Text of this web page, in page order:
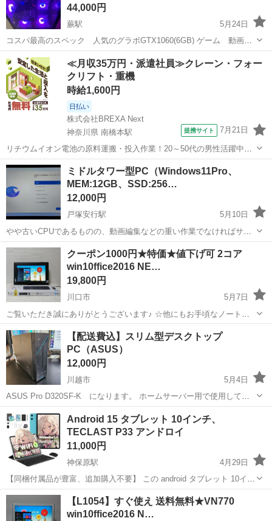
44,000円
蕨駅
5月24日
コスパ最高のスペック 人気のグラボGTX1060(6GB) ゲーム 動画閲
覧 まだまだ 現役で使用可能 Fortnite・Roblox・Minecraftなど快適
に遊べるゲーミングPC。新しいゲーミングPCへ移行したため...
埼玉 蕨市 蕨駅 デスクトップパソコン
ゲーミングPC
≪月収35万円・派遣社員≫クレーン・フォー
クリフト・重機
時給1,600円
日払い
株式会社BREXA Next
神奈川県 南橋本駅
提携サイト 7月21日
リチウムイオン電池の原料運搬・投入作業！20～50代の男性活躍中★
ワンルーム寮完備！赴任旅費会社負担！年間休日130日★フォークリフ
ト免許お持ちの方、活躍中！就業先食堂利用可★《神奈川県相模原
市》 人気の工場のお仕事 ◇電...
神奈川 相模原市 南橋本駅
ミドルタワー型PC（Windows11Pro、
MEM:12GB、SSD:256…
12,000円
戸塚安行駅
5月10日
やや古いCPUであるものの、動画編集などの重い作業でなければサク
サク動きます。動作も安定しています。 簡易清掃は行っていますが、
基本、現状渡しになります。 初期動作確認まで保証（返品受付）しま
す。 本体、電源ケーブル ...
埼玉 川口市 戸塚安行駅 デスクトップパソコン
クーポン1000円★特価★値下げ可 2コア
win10ffice2016 NE…
19,800円
川口市
5月7日
ご覧いただき誠にありがとうございます♪ ☆他にもお手頃なノートパ
ソコンを多数出品しております。ぜひご覧下さい！ ☆サポート充実！
初心者にも安心！ ☆カスタマイズ(HDD、メモリ増設等)可能！
☆window7へ変更無料...
埼玉 川口市 デスクトップパソコン 無線
【配送費込】スリム型デスクトップ
PC（ASUS）
12,000円
川越市
5月4日
ASUS Pro D320SF-K になります。 ホームサーバー用で使用してい
ました。 今回、出品にあたり仮でWindows11をインストールしまし
た。 ライセンスも問題なく、アップデートも正常に終了しました。...
埼玉 川越市 デスクトップパソコン ASUS
Android 15 タブレット 10インチ、
TECLAST P33 アンドロイ
11,000円
神保原駅
4月29日
【同梱付属品が豊富、追加購入不要】 この android タブレット 10イン
チ TECLAST P33 は、購入後すぐに使用できるように、豊富な付属品
を同梱しています。付属品リストは以下の通りです：タブレット本
体、Blue...
埼玉 児玉郡 神保原駅 デスクトップパソコン
タブレット
【L1054】すぐ使え 送料無料★VN770
win10ffice2016 N…